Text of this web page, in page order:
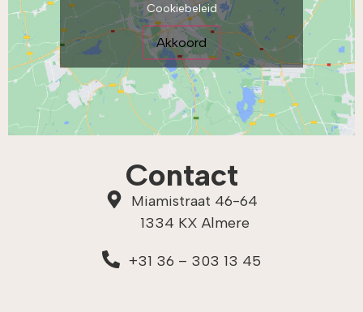
Cookiebeleid
Akkoord
Contact
Miamistraat 46-64
1334 KX Almere
+31 36 – 303 13 45